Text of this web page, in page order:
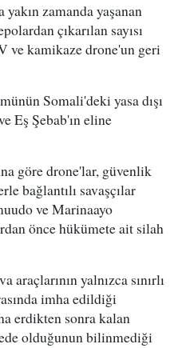
zamanda yaşanan
çıkarılan sayısı
kamikaze drone'un geri
Somali'deki yasa dışı
Eş Şebab'ın eline
göre drone'lar, güvenlik
bağlantılı savaşçılar
ve Marinaayo
önce hükümete ait silah
araçlarının yalnızca sınırlı
imha edildiği
erdikten sonra kalan
olduğunun bilinmediği